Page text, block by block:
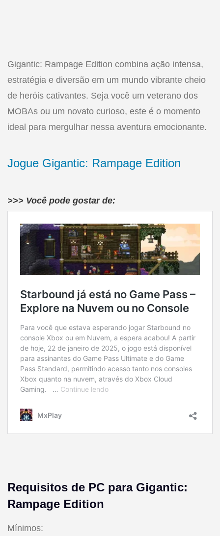
Gigantic: Rampage Edition combina ação intensa,
estratégia e diversão em um mundo vibrante cheio
de heróis cativantes. Seja você um veterano dos
MOBAs ou um novato curioso, este é o momento
ideal para mergulhar nessa aventura emocionante.
Jogue Gigantic: Rampage Edition
>>> Você pode gostar de:
Requisitos de PC para Gigantic:
Rampage Edition
Mínimos: